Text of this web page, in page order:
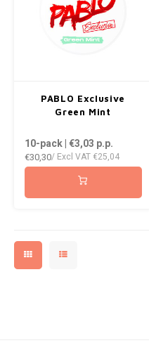
PABLO Exclusive
Green Mint
10-pack | €3,03 p.p.
€30,30/ Excl VAT €25,04